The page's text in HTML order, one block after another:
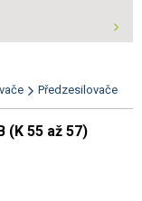
Předzesilovače
(K 55 až 57)